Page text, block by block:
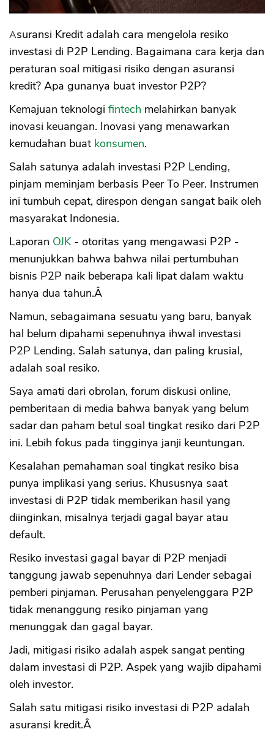
Asuransi Kredit adalah cara mengelola resiko
investasi di P2P Lending. Bagaimana cara kerja dan
peraturan soal mitigasi risiko dengan asuransi
kredit? Apa gunanya buat investor P2P?
Kemajuan teknologi fintech melahirkan banyak
inovasi keuangan. Inovasi yang menawarkan
kemudahan buat konsumen.
Salah satunya adalah investasi P2P Lending,
pinjam meminjam berbasis Peer To Peer. Instrumen
ini tumbuh cepat, direspon dengan sangat baik oleh
masyarakat Indonesia.
Laporan OJK- otoritas yang mengawasi P2P -
menunjukkan bahwa bahwa nilai pertumbuhan
bisnis P2P naik beberapa kali lipat dalam waktu
hanya dua tahun.Â
Namun, sebagaimana sesuatu yang baru, banyak
hal belum dipahami sepenuhnya ihwal investasi
P2P Lending. Salah satunya, dan paling krusial,
adalah soal resiko.
Saya amati dari obrolan, forum diskusi online,
pemberitaan di media bahwa banyak yang belum
sadar dan paham betul soal tingkat resiko dari P2P
ini. Lebih fokus pada tingginya janji keuntungan.
Kesalahan pemahaman soal tingkat resiko bisa
punya implikasi yang serius. Khususnya saat
investasi di P2P tidak memberikan hasil yang
diinginkan, misalnya terjadi gagal bayar atau
default.
Resiko investasi gagal bayar di P2P menjadi
tanggung jawab sepenuhnya dari Lender sebagai
pemberi pinjaman. Perusahan penyelenggara P2P
tidak menanggung resiko pinjaman yang
menunggak dan gagal bayar.
Jadi, mitigasi risiko adalah aspek sangat penting
dalam investasi di P2P. Aspek yang wajib dipahami
oleh investor.
Salah satu mitigasi risiko investasi di P2P adalah
asuransi kredit.Â